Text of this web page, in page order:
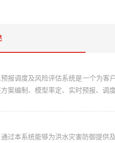
预报调度及风险评估系统是一个为客
案编制、模型率定、实时预报、调
通过本系统能够为洪水灾害防御提供